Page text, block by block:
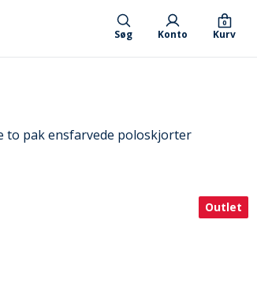
Søg Konto Kurv
0
to pak ensfarvede poloskjorter
Outlet